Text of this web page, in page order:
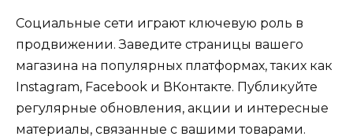
Социальные сети играют ключевую роль в
продвижении. Заведите страницы вашего
магазина на популярных платформах, таких как
Instagram, Facebook и ВКонтакте. Публикуйте
регулярные обновления, акции и интересные
материалы, связанные с вашими товарами.